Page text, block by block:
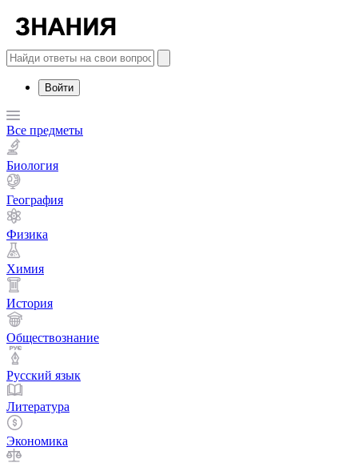
Войти
Все предметы
Биология
География
Физика
Химия
История
Обществознание
Русский язык
Литература
Экономика